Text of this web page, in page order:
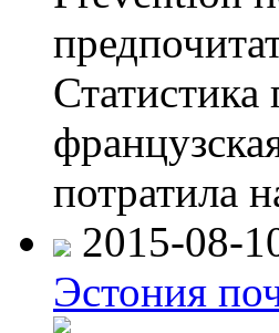
Статистика
потратила
2015-08-
Эстония